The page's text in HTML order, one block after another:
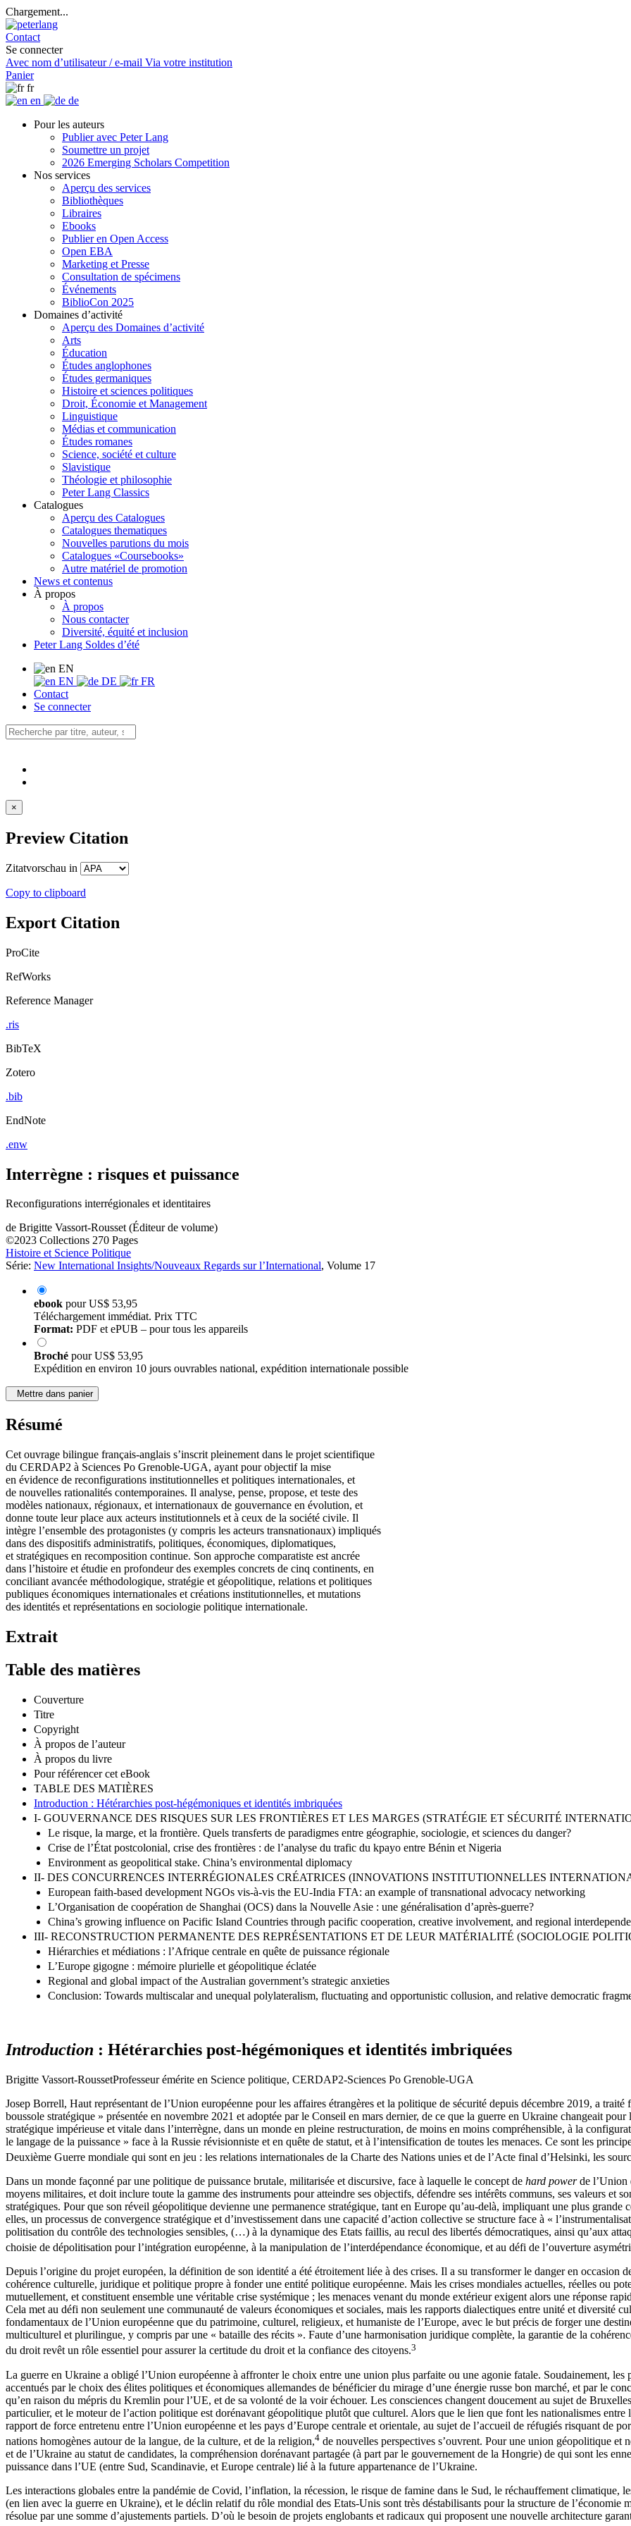
Chargement...
Contact
Se connecter
Avec nom d’utilisateur / e-mail Via votre institution
Panier
fr
en
de
Pour les auteurs
Publier avec Peter Lang
Soumettre un projet
2026 Emerging Scholars Competition
Nos services
Aperçu des services
Bibliothèques
Libraires
Ebooks
Publier en Open Access
Open EBA
Marketing et Presse
Consultation de spécimens
Événements
BiblioCon 2025
Domaines d’activité
Aperçu des Domaines d’activité
Arts
Éducation
Études anglophones
Études germaniques
Histoire et sciences politiques
Droit, Économie et Management
Linguistique
Médias et communication
Études romanes
Science, société et culture
Slavistique
Théologie et philosophie
Peter Lang Classics
Catalogues
Aperçu des Catalogues
Catalogues thematiques
Nouvelles parutions du mois
Catalogues «Coursebooks»
Autre matériel de promotion
News et contenus
À propos
À propos
Nous contacter
Diversité, équité et inclusion
Peter Lang Soldes d’été
EN
EN
DE
FR
Contact
Se connecter
×
Preview Citation
Zitatvorschau in
Copy to clipboard
Export Citation
ProCite
RefWorks
Reference Manager
.ris
BibTeX
Zotero
.bib
EndNote
.enw
Interrègne : risques et puissance
Reconfigurations interrégionales et identitaires
de Brigitte Vassort-Rousset (Éditeur de volume)
©2023 Collections 270 Pages
Histoire et Science Politique
Série: New International Insights/Nouveaux Regards sur l’International, Volume 17
ebook pourUS$ 53,95
Téléchargement immédiat. Prix TTC
Format: PDF et ePUB – pour tous les appareils
Broché pourUS$ 53,95
Expédition en environ 10 jours ouvrables national, expédition internationale possible
Mettre dans panier
Résumé
Cet ouvrage bilingue français-anglais s’inscrit pleinement dans le projet scientifique
du CERDAP2 à Sciences Po Grenoble-UGA, ayant pour objectif la mise
en évidence de reconfigurations institutionnelles et politiques internationales, et
de nouvelles rationalités contemporaines. Il analyse, pense, propose, et teste des
modèles nationaux, régionaux, et internationaux de gouvernance en évolution, et
donne toute leur place aux acteurs institutionnels et à ceux de la société civile. Il
intègre l’ensemble des protagonistes (y compris les acteurs transnationaux) impliqués
dans des dispositifs administratifs, politiques, économiques, diplomatiques,
et stratégiques en recomposition continue. Son approche comparatiste est ancrée
dans l’histoire et étudie en profondeur des exemples concrets de cinq continents, en
conciliant avancée méthodologique, stratégie et géopolitique, relations et politiques
publiques économiques internationales et créations institutionnelles, et mutations
des identités et représentations en sociologie politique internationale.
Extrait
Table des matières
Couverture
Titre
Copyright
À propos de l’auteur
À propos du livre
Pour référencer cet eBook
TABLE DES MATIÈRES
Introduction : Hétérarchies post-hégémoniques et identités imbriquées
I- GOUVERNANCE DES RISQUES SUR LES FRONTIÈRES ET LES MARGES (STRATÉGIE ET SÉCURITÉ
Le risque, la marge, et la frontière. Quels transferts de paradigmes entre géographie, sociologie, et sciences du danger?
Crise de l’État postcolonial, crise des frontières : de l’analyse du trafic du kpayo entre Bénin et Nigeria
Environment as geopolitical stake. China’s environmental diplomacy
II- DES CONCURRENCES INTERRÉGIONALES CRÉATRICES (INNOVATIONS INSTITUTIONNELLES
European faith-based development NGOs vis-à-vis the EU-India FTA: an example of transnational advocacy networking
L’Organisation de coopération de Shanghai (OCS) dans la Nouvelle Asie : une généralisation d’après-guerre?
China’s growing influence on Pacific Island Countries through pacific cooperation, creative involvement, and regional
III- RECONSTRUCTION PERMANENTE DES REPRÉSENTATIONS ET DE LEUR MATÉRIALITÉ (SOCIOLOGIE
Hiérarchies et médiations : l’Afrique centrale en quête de puissance régionale
L’Europe gigogne : mémoire plurielle et géopolitique éclatée
Regional and global impact of the Australian government’s strategic anxieties
Conclusion: Towards multiscalar and unequal polylateralism, fluctuating and opportunistic collusion, and relative democratic
Introduction : Hétérarchies post-hégémoniques et identités imbriquées
Brigitte Vassort-RoussetProfesseur émérite en Science politique, CERDAP2-Sciences Po Grenoble-UGA
Josep Borrell, Haut représentant de l’Union européenne pour les affaires étrangères et la politique de sécurité depuis décembre 2019, a
boussole stratégique » présentée en novembre 2021 et adoptée par le Conseil en mars dernier, de ce que la guerre en Ukraine changeait
stratégique impérieuse et vitale dans l’interrègne, dans un monde en pleine restructuration, de moins en moins compréhensible, à la
le langage de la puissance » face à la Russie révisionniste et en quête de statut, et à l’intensification de toutes les menaces. Ce sont les
Deuxième Guerre mondiale qui sont en jeu : les relations internationales de la Charte des Nations unies et de l’Acte final d’Helsinki, les
Dans un monde façonné par une politique de puissance brutale, militarisée et discursive, face à laquelle le concept de hard powerde l’Union
moyens militaires, et doit inclure toute la gamme des instruments pour atteindre ses objectifs, défendre ses intérêts communs, ses valeurs et
stratégiques. Pour que son réveil géopolitique devienne une permanence stratégique, tant en Europe qu’au-delà, impliquant une plus grande
elles, un processus de convergence stratégique et d’investissement dans une capacité d’action collective se structure face à «
politisation du contrôle des technologies sensibles, (…) à la dynamique des Etats faillis, au recul des libertés démocratiques, ainsi qu’aux
choisie de dépolitisation pour l’intégration européenne, à la manipulation de l’interdépendance économique, et au défi de l’ouverture
Depuis l’origine du projet européen, la définition de son identité a été étroitement liée à des crises. Il a su transformer le danger en occasion
cohérence culturelle, juridique et politique propre à fonder une entité politique européenne. Mais les crises mondiales actuelles, réelles ou
mutuellement, et constituent ensemble une véritable crise systémique ; les menaces venant du monde extérieur exigent alors une réponse
Cela met au défi non seulement une communauté de valeurs économiques et sociales, mais les rapports dialectiques entre unité et diversité
fondamentaux de l’Union européenne que du patrimoine, culturel, religieux, et humaniste de l’Europe, avec le but précis de forger une
multiculturel et plurilingue, y compris par une « bataille des récits ». Faute d’une harmonisation juridique complète, la garantie de la
du droit revêt un rôle essentiel pour assurer la certitude du droit et la confiance des citoyens.3
La guerre en Ukraine a obligé l’Union européenne à affronter le choix entre une union plus parfaite ou une agonie fatale. Soudainement, les
accentués par le choix des élites politiques et économiques allemandes de bénéficier du mirage d’une énergie russe bon marché, et par le
qu’en raison du mépris du Kremlin pour l’UE, et de sa volonté de la voir échouer. Les consciences changent doucement au sujet de
particulier, et le moteur de l’action politique est dorénavant géopolitique plutôt que culturel. Alors que le lien que font les nationalismes
rapport de force entretenu entre l’Union européenne et les pays d’Europe centrale et orientale, au sujet de l’accueil de réfugiés risquant de
nations homogènes autour de la langue, de la culture, et de la religion,4 de nouvelles perspectives s’ouvrent. Pour une union géopolitique
et de l’Ukraine au statut de candidates, la compréhension dorénavant partagée (à part par le gouvernement de la Hongrie) de qui sont les
puissance dans l’UE (entre Sud, Scandinavie, et Europe centrale) lié à la future appartenance de l’Ukraine.
Les interactions globales entre la pandémie de Covid, l’inflation, la récession, le risque de famine dans le Sud, le réchauffement climatique,
(en lien avec la guerre en Ukraine), et le déclin relatif du rôle mondial des Etats-Unis sont très déstabilisants pour la structure de l’économie
résolue par une somme d’ajustements partiels. D’où le besoin de projets englobants et radicaux qui proposent une nouvelle architecture